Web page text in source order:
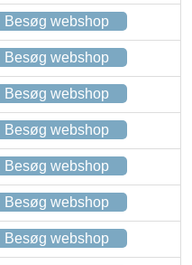
Besøg webshop
Besøg webshop
Besøg webshop
Besøg webshop
Besøg webshop
Besøg webshop
Besøg webshop